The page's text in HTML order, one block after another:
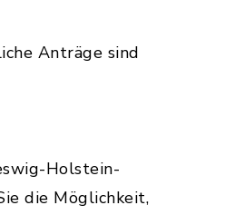
Anträge sind
Holstein-
die Möglichkeit,